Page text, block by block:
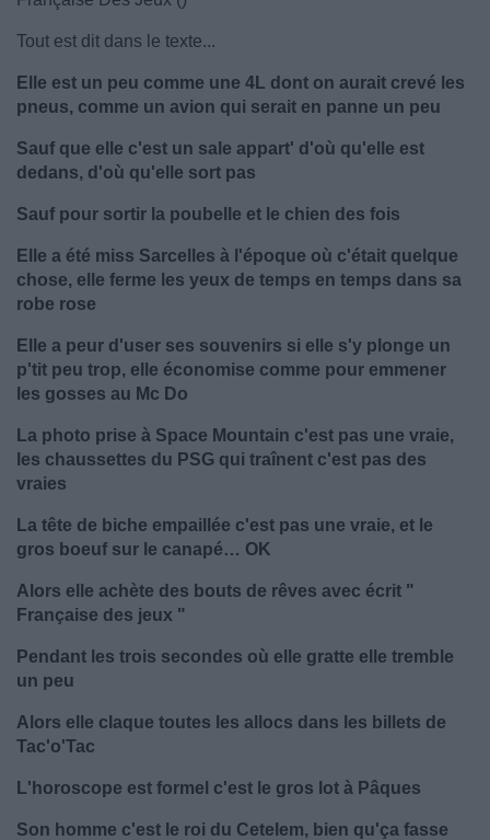
Tout est dit dans le texte...
Elle est un peu comme une 4L dont on aurait crevé les
pneus, comme un avion qui serait en panne un peu
Sauf que elle c'est un sale appart' d'où qu'elle est
dedans, d'où qu'elle sort pas
Sauf pour sortir la poubelle et le chien des fois
Elle a été miss Sarcelles à l'époque où c'était quelque
chose, elle ferme les yeux de temps en temps dans sa
robe rose
Elle a peur d'user ses souvenirs si elle s'y plonge un
p'tit peu trop, elle économise comme pour emmener
les gosses au Mc Do
La photo prise à Space Mountain c'est pas une vraie,
les chaussettes du PSG qui traînent c'est pas des
vraies
La tête de biche empaillée c'est pas une vraie, et le
gros boeuf sur le canapé… OK
Alors elle achète des bouts de rêves avec écrit "
Française des jeux "
Pendant les trois secondes où elle gratte elle tremble
un peu
Alors elle claque toutes les allocs dans les billets de
Tac'o'Tac
L'horoscope est formel c'est le gros lot à Pâques
Son homme c'est le roi du Cetelem, bien qu'ça fasse